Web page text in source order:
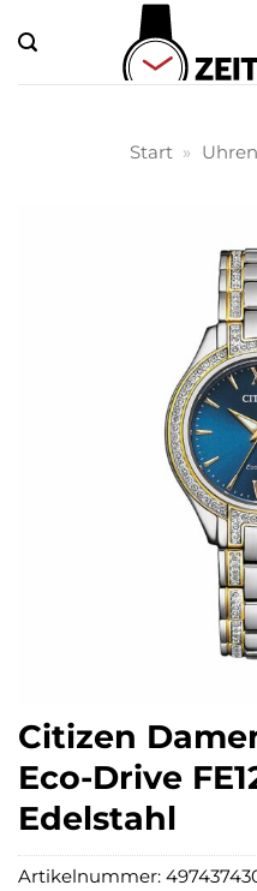
Inhalt
springen
Start » Uhren
Citizen
Eco-Drive
Edelstahl
Artikelnummer: